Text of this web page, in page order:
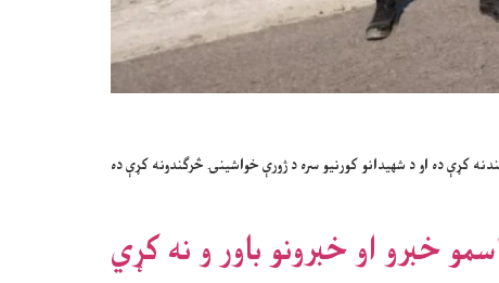
کړې ده او د شهیدانو کورنیو سره د ژورې خواشینۍ څرګندونه کړې ده
خبرو او خبرونو باور و نه کړي